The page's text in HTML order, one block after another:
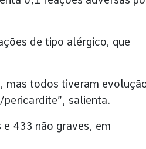
de tipo alérgico, que
mas todos tiveram
salienta.
433 não graves, em